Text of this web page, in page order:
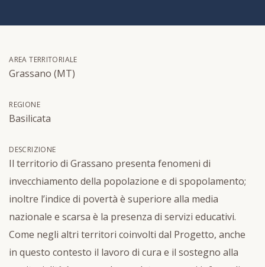
AREA TERRITORIALE
Grassano (MT)
REGIONE
Basilicata
DESCRIZIONE
Il territorio di Grassano presenta fenomeni di
invecchiamento della popolazione e di spopolamento;
inoltre l’indice di povertà è superiore alla media
nazionale e scarsa è la presenza di servizi educativi.
Come negli altri territori coinvolti dal Progetto, anche
in questo contesto il lavoro di cura e il sostegno alla